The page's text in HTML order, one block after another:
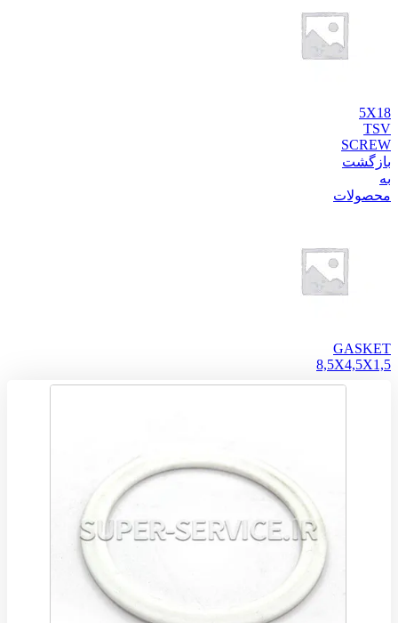
5X18
TSV
SCREW
بازگشت
به
محصولات
GASKET
8,5X4,5X1,5